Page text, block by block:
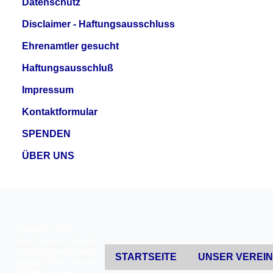
Disclaimer - Haftungsausschluss
Ehrenamtler gesucht
Haftungsausschluß
Impressum
Kontaktformular
SPENDEN
ÜBER UNS
STARTSEITE UNSER VEREIN